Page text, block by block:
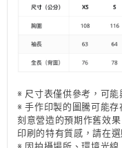
※ 尺寸表僅供參考，可
※ 手作印製的圖騰可能
刻意營造的預期作舊效
印刷的特有質感，請在選